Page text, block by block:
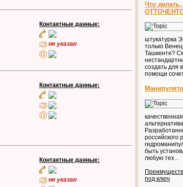
Контактные данные:
не указан
Контактные данные:
Контактные данные:
не указан
Что
штукатурка
только
Ташкенте?
создать для
помощи
российского
быть
любую тех...
под ключ